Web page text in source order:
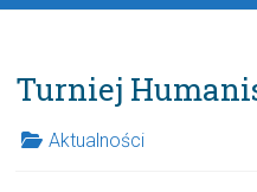
Turniej
Aktualności